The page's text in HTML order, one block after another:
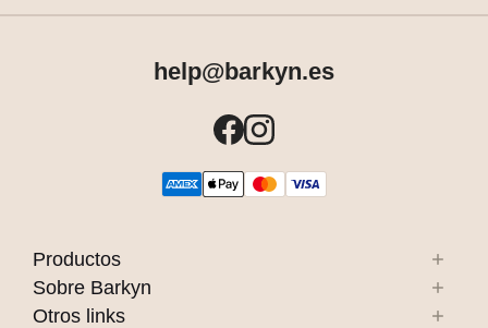
help@barkyn.es
Productos
Sobre Barkyn
Otros links